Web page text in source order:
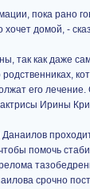
пока рано
хочет домой, -
так как даже
его
Ирины
помочь
срочно